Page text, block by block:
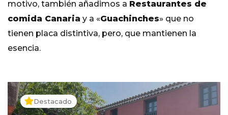
motivo, también añadimos a Restaurantes de
comida Canaria y a «Guachinches» que no
tienen placa distintiva, pero, que mantienen la
esencia.
Destacado